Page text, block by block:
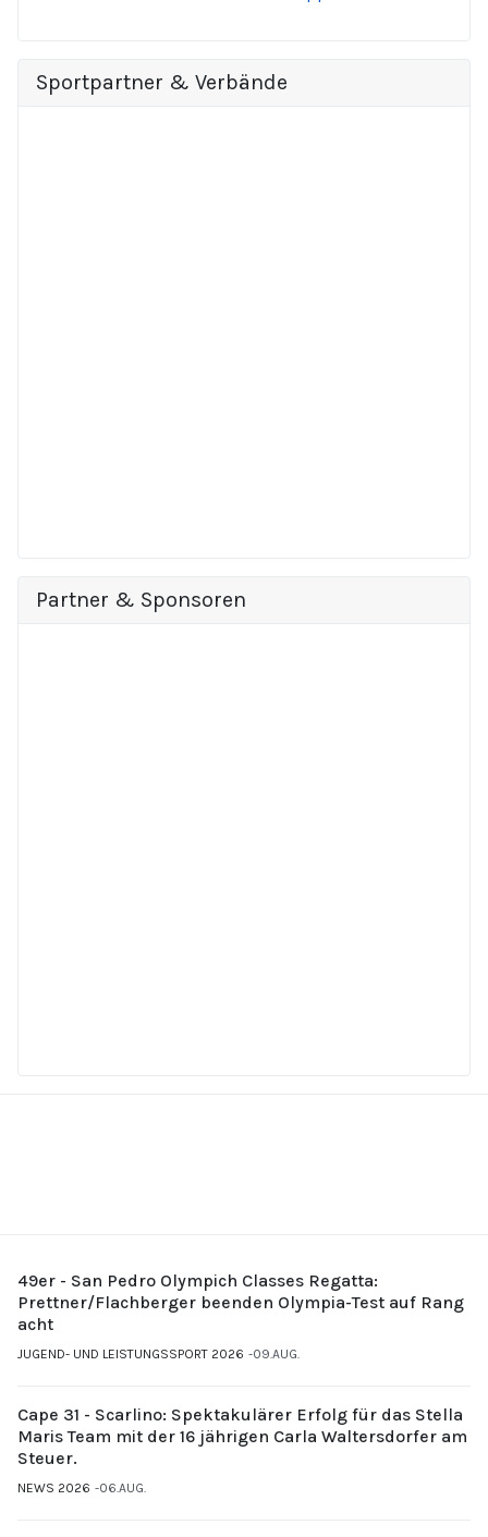
Sportpartner & Verbände
Partner & Sponsoren
49er - San Pedro Olympich Classes Regatta:
Prettner/Flachberger beenden Olympia-Test auf Rang
acht
JUGEND- UND LEISTUNGSSPORT 2026 09.AUG.
Cape 31 - Scarlino: Spektakulärer Erfolg für das Stella
Maris Team mit der 16 jährigen Carla Waltersdorfer am
Steuer.
NEWS 2026 06.AUG.